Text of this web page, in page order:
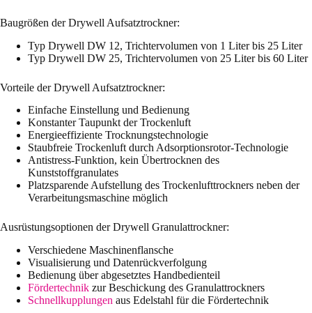
Baugrößen der Drywell Aufsatztrockner:
Typ Drywell DW 12, Trichtervolumen von 1 Liter bis 25 Liter
Typ Drywell DW 25, Trichtervolumen von 25 Liter bis 60 Liter
Vorteile der Drywell Aufsatztrockner:
Einfache Einstellung und Bedienung
Konstanter Taupunkt der Trockenluft
Energieeffiziente Trocknungstechnologie
Staubfreie Trockenluft durch Adsorptionsrotor-Technologie
Antistress-Funktion, kein Übertrocknen des
Kunststoffgranulates
Platzsparende Aufstellung des Trockenlufttrockners neben der
Verarbeitungsmaschine möglich
Ausrüstungsoptionen der Drywell Granulattrockner:
Verschiedene Maschinenflansche
Visualisierung und Datenrückverfolgung
Bedienung über abgesetztes Handbedienteil
Fördertechnik zur Beschickung des Granulattrockners
Schnellkupplungen aus Edelstahl für die Fördertechnik